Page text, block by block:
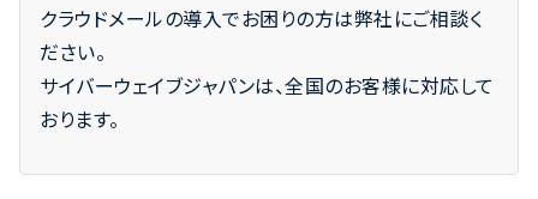
クラウドメールの導入でお困りの方は弊社にご相談く
ださい。
サイバーウェイブジャパンは、全国のお客様に対応して
おります。